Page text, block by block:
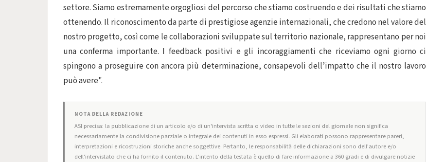
settore. Siamo estremamente orgogliosi del percorso che stiamo costruendo e dei risultati che stiamo
ottenendo. Il riconoscimento da parte di prestigiose agenzie internazionali, che credono nel valore del
nostro progetto, così come le collaborazioni sviluppate sul territorio nazionale, rappresentano per noi
una conferma importante. I feedback positivi e gli incoraggiamenti che riceviamo ogni giorno ci
spingono a proseguire con ancora più determinazione, consapevoli dell’impatto che il nostro lavoro
può avere".
NOTA DELLA REDAZIONE
ASI precisa: la pubblicazione di un articolo e/o di un'intervista scritta o video in tutte le sezioni del giornale non significa
necessariamente la condivisione parziale o integrale dei contenuti in esso espressi. Gli elaborati possono rappresentare pareri,
interpretazioni e ricostruzioni storiche anche soggettive. Pertanto, le responsabilità delle dichiarazioni sono dell'autore e/o
dell'intervistato che ci ha fornito il contenuto. L'intento della testata è quello di fare informazione a 360 gradi e di divulgare notizie